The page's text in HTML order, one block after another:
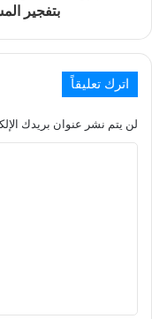
بتفجير
اترك تعليقاً
لن يتم نشر عنوان بريدك